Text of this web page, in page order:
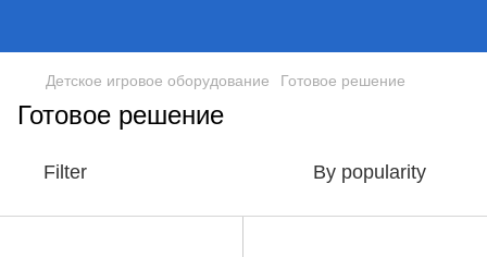
Детское игровое оборудование Готовое решение
Готовое решение
Filter By popularity